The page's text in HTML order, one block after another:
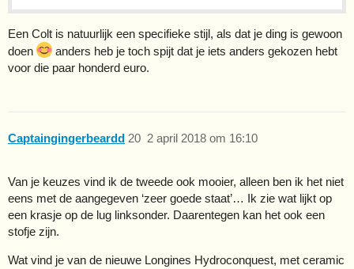
Een Colt is natuurlijk een specifieke stijl, als dat je ding is gewoon
doen
anders heb je toch spijt dat je iets anders gekozen hebt
voor die paar honderd euro.
Captaingingerbeardd 2 april 2018 om 16:10
20
Van je keuzes vind ik de tweede ook mooier, alleen ben ik het niet
eens met de aangegeven ‘zeer goede staat’… Ik zie wat lijkt op
een krasje op de lug linksonder. Daarentegen kan het ook een
stofje zijn.
Wat vind je van de nieuwe Longines Hydroconquest, met ceramic